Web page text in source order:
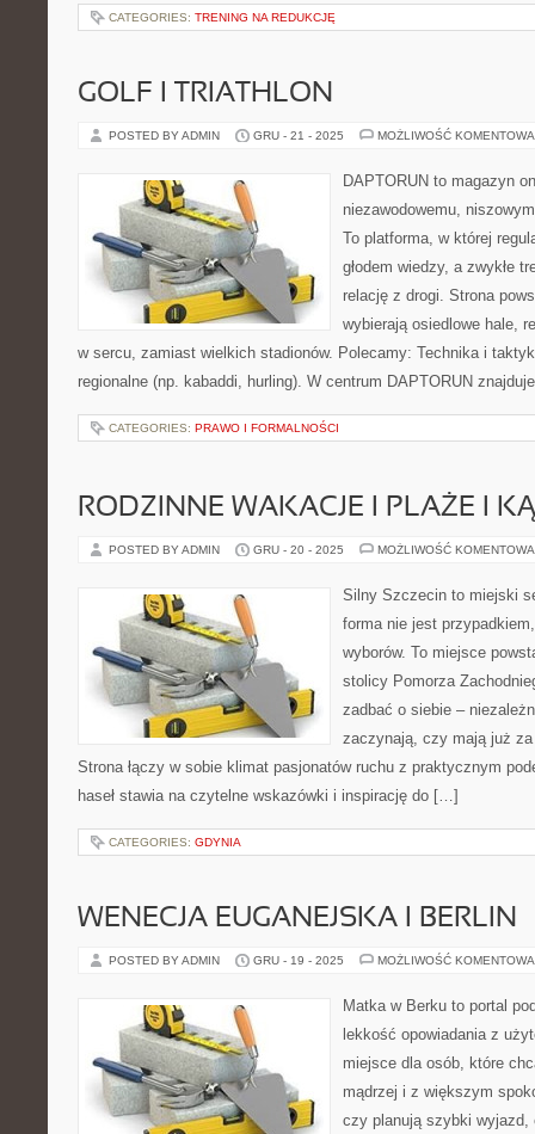
CATEGORIES: TRENING NA REDUKCJĘ
GOLF I TRIATHLON
POSTED BY ADMIN GRU - 21 - 2025 MOŻLIWOŚĆ
DAPTORUN to magazyn
niezawodowemu,
To platforma, w której
głodem wiedzy, a zwykłe
relację z drogi. Strona
wybierają osiedlowe hale,
w sercu, zamiast wielkich stadionów. Polecamy: Technika i
regionalne (np. kabaddi, hurling). W centrum DAPTORUN
CATEGORIES: PRAWO I FORMALNOŚCI
RODZINNE WAKACJE I PLAŻE I
POSTED BY ADMIN GRU - 20 - 2025 MOŻLIWOŚĆ
Silny Szczecin to miejski
forma nie jest
wyborów. To miejsce
stolicy Pomorza
zadbać o siebie –
zaczynają, czy mają już
Strona łączy w sobie klimat pasjonatów ruchu z praktycznym
haseł stawia na czytelne wskazówki i inspirację do […]
CATEGORIES: GDYNIA
WENECJA EUGANEJSKA I BERLIN
POSTED BY ADMIN GRU - 19 - 2025 MOŻLIWOŚĆ
Matka w Berku to portal
lekkość opowiadania z
miejsce dla osób, które
mądrzej i z większym
czy planują szybki wyjazd,